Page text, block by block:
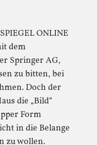
ONLINE
dem
Springer AG,
zu bitten, bei
Doch der
die „Bild“
Form
in die Belange
zu wollen.